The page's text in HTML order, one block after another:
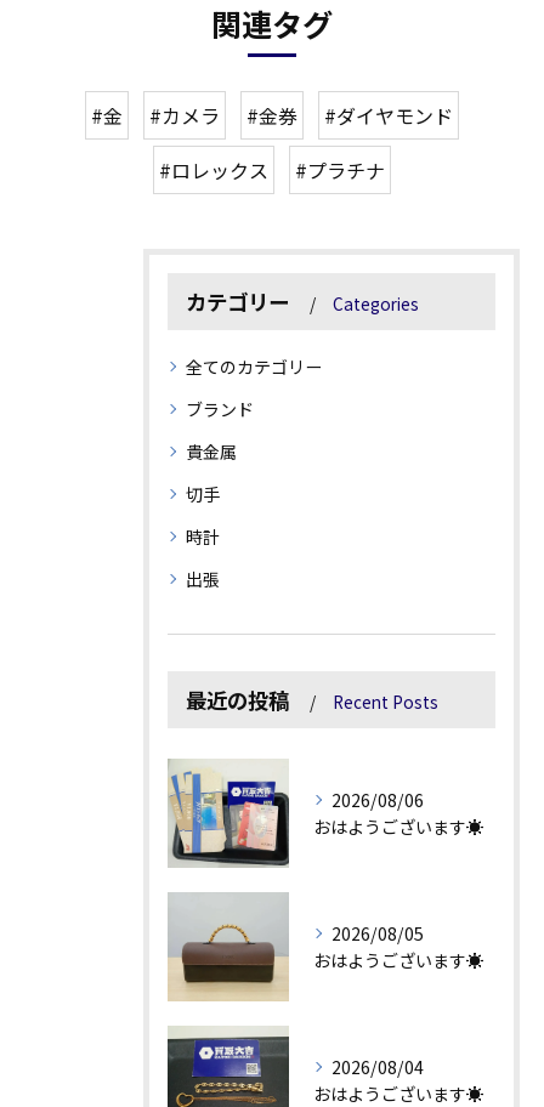
関連タグ
#金 #カメラ #金券
#ダイヤモンド
#ロレックス
#プラチナ
カテゴリー Categories
全てのカテゴリー
ブランド
貴金属
切手
時計
出張
最近の投稿 Recent Posts
2026/08/06
おはようございます☀
2026/08/05
おはようございます☀
2026/08/04
おはようございます☀